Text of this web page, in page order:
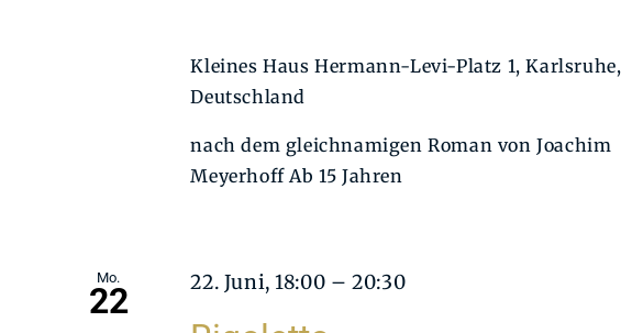
Kleines HausHermann-Levi-Platz 1, Karlsruhe,
Deutschland
nach dem gleichnamigen Roman von Joachim
Meyerhoff Ab 15 Jahren
Mo.
22
22. Juni, 18:00 –20:30